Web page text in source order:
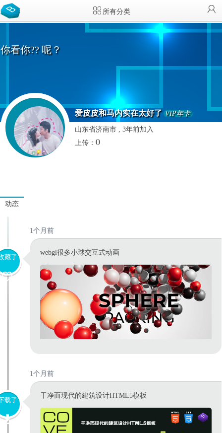
所有分类
你看你?? 呢？
爱皮皮和马内实在太好了 VIP年卡
山东省济南市 , 3年前加入
上传： 0
动态
1个月前
藏了
webgl很多小球交互式动画
1个月前
载了
干净而现代的建筑设计HTML5模板